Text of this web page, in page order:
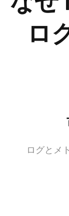
ロ
ログとメ